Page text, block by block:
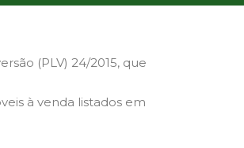
(PLV) 24/2015, que
à venda listados em